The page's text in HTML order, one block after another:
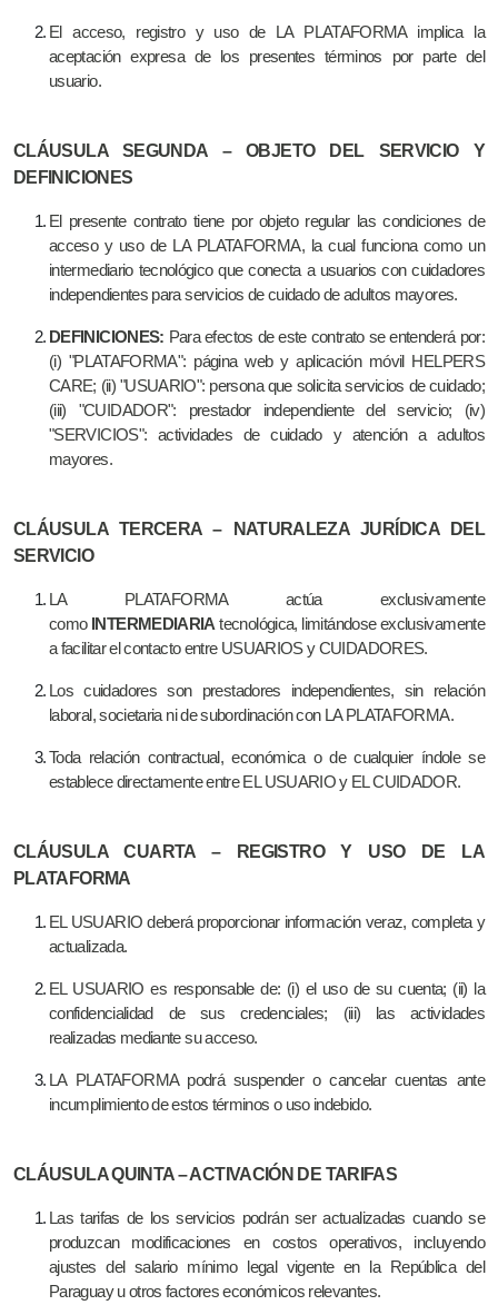
El acceso, registro y uso de LA PLATAFORMA implica la
aceptación expresa de los presentes términos por parte del
usuario.
CLÁUSULA SEGUNDA – OBJETO DEL SERVICIO Y
DEFINICIONES
El presente contrato tiene por objeto regular las condiciones de
acceso y uso de LA PLATAFORMA, la cual funciona como un
intermediario tecnológico que conecta a usuarios con cuidadores
independientes para servicios de cuidado de adultos mayores.
DEFINICIONES: Para efectos de este contrato se entenderá por:
(i) "PLATAFORMA": página web y aplicación móvil HELPERS
CARE; (ii) "USUARIO": persona que solicita servicios de cuidado;
(iii) "CUIDADOR": prestador independiente del servicio; (iv)
"SERVICIOS": actividades de cuidado y atención a adultos
mayores.
CLÁUSULA TERCERA – NATURALEZA JURÍDICA DEL
SERVICIO
LA PLATAFORMA actúa exclusivamente
como INTERMEDIARIA tecnológica, limitándose exclusivamente
a facilitar el contacto entre USUARIOS y CUIDADORES.
Los cuidadores son prestadores independientes, sin relación
laboral, societaria ni de subordinación con LA PLATAFORMA.
Toda relación contractual, económica o de cualquier índole se
establece directamente entre EL USUARIO y EL CUIDADOR.
CLÁUSULA CUARTA – REGISTRO Y USO DE LA
PLATAFORMA
EL USUARIO deberá proporcionar información veraz, completa y
actualizada.
EL USUARIO es responsable de: (i) el uso de su cuenta; (ii) la
confidencialidad de sus credenciales; (iii) las actividades
realizadas mediante su acceso.
LA PLATAFORMA podrá suspender o cancelar cuentas ante
incumplimiento de estos términos o uso indebido.
CLÁUSULA QUINTA – ACTIVACIÓN DE TARIFAS
Las tarifas de los servicios podrán ser actualizadas cuando se
produzcan modificaciones en costos operativos, incluyendo
ajustes del salario mínimo legal vigente en la República del
Paraguay u otros factores económicos relevantes.